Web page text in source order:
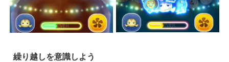
繰り越しを意識しよう